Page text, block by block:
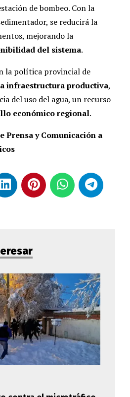
de bombeo. Con la
se reducirá la
mejorando la
del sistema.
la política provincial de
infraestructura productiva,
del uso del agua, un recurso
económico regional.
Prensa y Comunicación a